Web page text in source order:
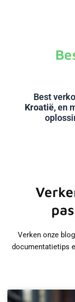
Best
Kroatië,en
Verken onze
documentatietips